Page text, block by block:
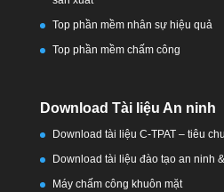
Top phần mềm nhân sự hiệu quả
Top phần mềm chấm công
Download Tài liệu An ninh
Download tài liệu C-TPAT – tiêu
Download tài liệu đào tạo an ninh
Máy chấm công khuôn mặt